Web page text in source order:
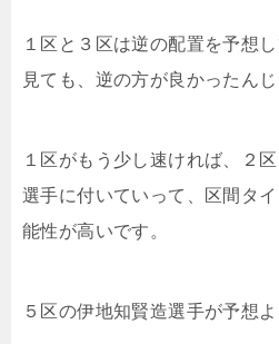
１区と３区は逆の配置を予想
見ても、逆の方が良かったん
１区がもう少し速ければ、２
選手に付いていって、区間タ
能性が高いです。
５区の伊地知賢造選手が予想